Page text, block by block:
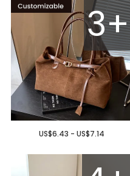
3+
US$6.43 - US$7.14